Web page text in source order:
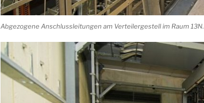
Abgezogene Anschlussleitungen am Verteilergestell im Raum 13N.